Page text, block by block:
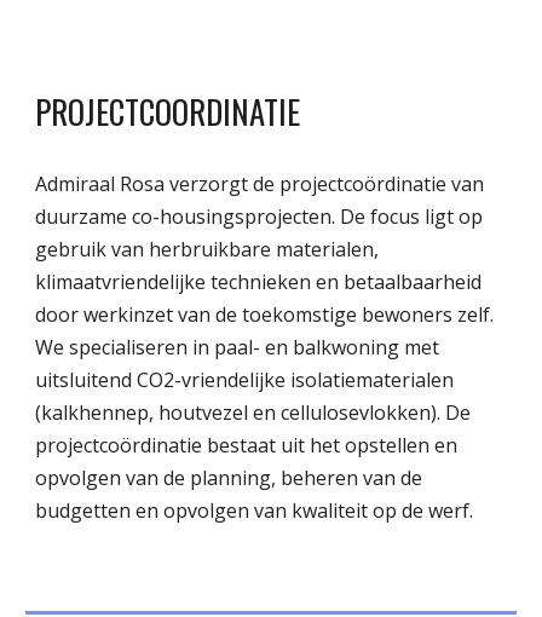
PROJECTCOORDINATIE
Admiraal Rosa verzorgt de projectcoördinatie van
duurzame co-housingsprojecten. De focus ligt op
gebruik van herbruikbare materialen,
klimaatvriendelijke technieken en betaalbaarheid
door werkinzet van de toekomstige bewoners zelf.
We specialiseren in paal- en balkwoning met
uitsluitend CO2-vriendelijke isolatiematerialen
(kalkhennep, houtvezel en cellulosevlokken). De
projectcoördinatie bestaat uit het opstellen en
opvolgen van de planning, beheren van de
budgetten en opvolgen van kwaliteit op de werf.